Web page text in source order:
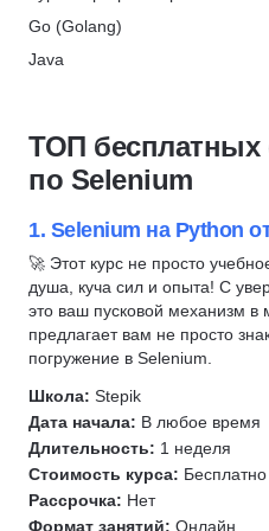
Скидка 62%
МТИ
DevOps
Разработка игр
Разработка
Ruby
Робототехника
Вайб-кодинг
Нейронные сети
Kotlin
Разработка под Android
Разработка под iOS
Тестирование на
Тестирование мобильных
Тестирование API
Frontend-разработка
C#
Администрирование Linux
Сетевые технологии
Git
QA
Автоматизация тестирования
JavaScript
SQL
Linux
Go (Golang)
Java
Backend-разработка
Frontend-разработка
JavaScript
Fullstack-разработка
C#
Веб-разработка
QA
Kotlin
Swift
Разработка мобильных
Разработка
ТОП бесплатных
по Selenium
1. Selenium на Python
🚀 Этот курс не просто
душа, куча сил и опыта! С
это ваш пусковой механизм
предлагает вам не просто
погружение в Selenium.
Школа: Stepik
Дата начала: В любое время
Длительность: 1 неделя
Стоимость курса: Бесплатно
Рассрочка: Нет
Формат занятий: Онлайн